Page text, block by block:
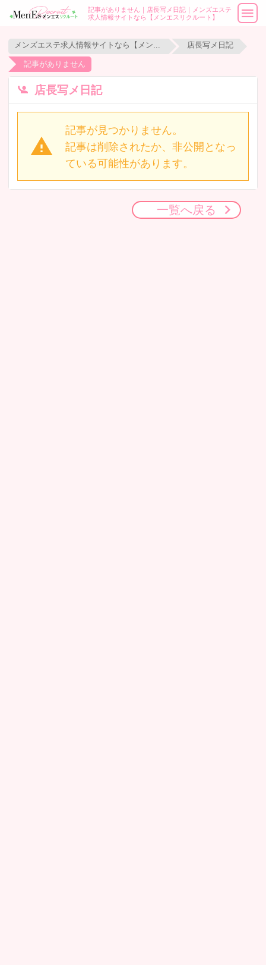
記事がありません｜店長写メ日記｜メンズエステ
求人情報サイトなら【メンエスリクルート】
店長写メ日記
記事がありません
店長写メ日記
記事が見つかりません。
記事は削除されたか、非公開となっ
ている可能性があります。
一覧へ戻る